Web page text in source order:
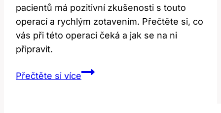
pacientů má pozitivní zkušenosti s touto
operací a rychlým zotavením. Přečtěte si, co
vás při této operaci čeká a jak se na ni
připravit.
Přečtěte si víceOperace